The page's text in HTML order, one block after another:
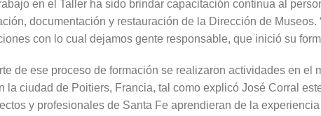
en el Taller ha sido brindar capacitación continua al
documentación y restauración de la Dirección de Museos.
con lo cual dejamos gente responsable, que inició su
de ese proceso de formación se realizaron actividades en el
la ciudad de Poitiers, Francia, tal como explicó José Corral
y profesionales de Santa Fe aprendieran de la